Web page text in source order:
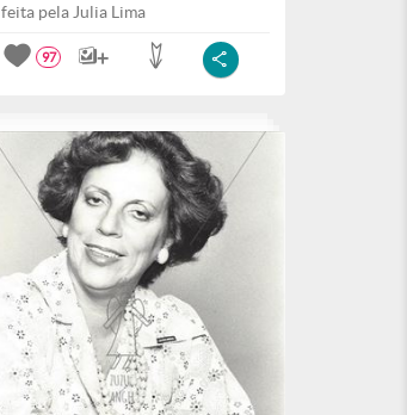
feita pela Julia Lima
97